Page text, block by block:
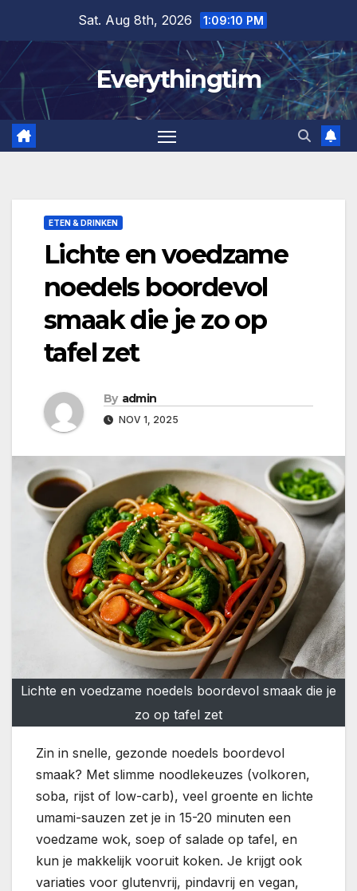
content
Sat. Aug 8th, 2026 1:09:11 PM
Everythingtim
ETEN & DRINKEN
Lichte en voedzame
noedels boordevol
smaak die je zo op
tafel zet
By admin
NOV 1, 2025
Lichte en voedzame noedels boordevol smaak die je
zo op tafel zet
Zin in snelle, gezonde noedels boordevol
smaak? Met slimme noodlekeuzes (volkoren,
soba, rijst of low-carb), veel groente en lichte
umami-sauzen zet je in 15-20 minuten een
voedzame wok, soep of salade op tafel, en
kun je makkelijk vooruit koken. Je krijgt ook
variaties voor glutenvrij, pindavrij en vegan,